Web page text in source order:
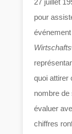
27 juillet
pour
quoi attirer
nombre de
évaluer
chiffres